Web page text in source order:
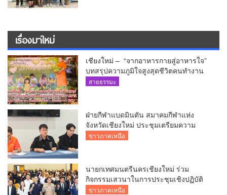
เรื่องมาใหม่
เชียงใหม่ – “จากอาหารกายสู่อาหารใจ”
บทสรุปความภูมิใจสูงสุดชีวิตคนทำงาน
ได้ถวายรายงาน “โคก หนอง นา วัดสันมะ
สายธรรมะ
ฝ่ายกีฬาแบดมินตัน สมาคมกีฬาแห่ง
จังหวัดเชียงใหม่ ประชุมเตรียมความ
พร้อมคัดเลือกนักกีฬาเยาวชน ยุวชน และ
ข่าวภาคเหนือ
นายกเทศมนตรีนครเชียงใหม่ ร่วม
กิจกรรมเสวนาในการประชุมเชิงปฏิบัติ
การป้องกันการทุจริตเชิงรุก ขับเคลื่อน
ข่าวภาคเหนือ